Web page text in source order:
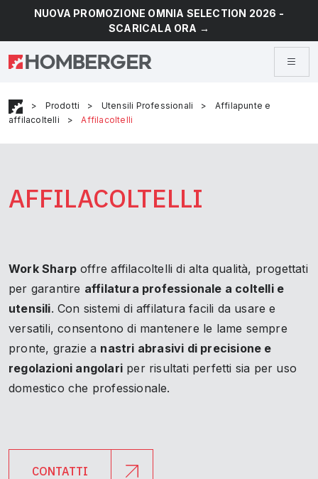
NUOVA PROMOZIONE OMNIA SELECTION 2026 -
SCARICALA ORA →
> Prodotti > Utensili Professionali >
Affilapunte e
affilacoltelli
> Affilacoltelli
AFFILACOLTELLI
Work Sharp offre affilacoltelli di alta qualità, progettati
per garantire affilatura professionale a coltelli e
utensili. Con sistemi di affilatura facili da usare e
versatili, consentono di mantenere le lame sempre
pronte, grazie a nastri abrasivi di precisione e
regolazioni angolari per risultati perfetti sia per uso
domestico che professionale.
CONTATTI